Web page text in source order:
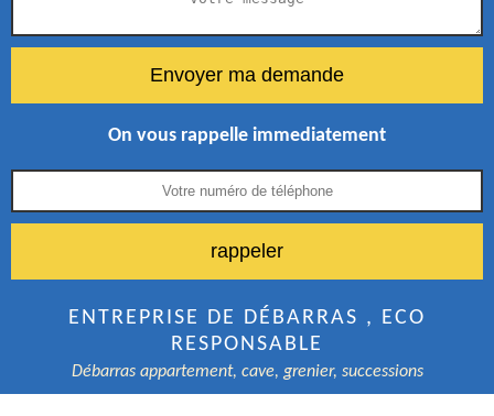
On vous rappelle immediatement
ENTREPRISE DE DÉBARRAS , ECO
RESPONSABLE
Débarras appartement, cave, grenier, successions